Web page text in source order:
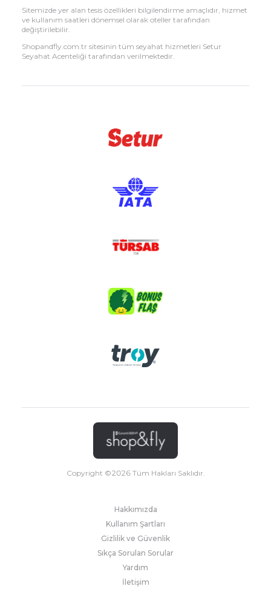
Sitemizde yer alan tesis özellikleri bilgilendirme amaçlıdır, hizmet
ve kullanım saatleri dönemsel olarak oteller tarafından
değiştirilebilir.
Shopandfly.com.tr sitesinin tüm seyahat hizmetleri Setur
Seyahat Acenteliği tarafından verilmektedir.
Copyright ©2026Tüm Hakları Saklıdır.
Hakkımızda
Kullanım Şartları
Gizlilik ve Güvenlik
Sıkça Sorulan Sorular
Yardım
İletişim